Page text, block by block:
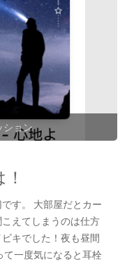
ション
す。 大部屋だとカー
えてしまうのは仕方
キでした！夜も昼間
て一度気になると耳栓